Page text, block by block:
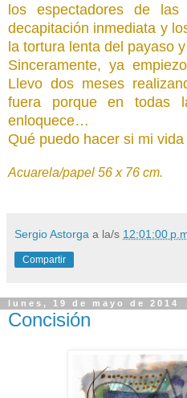
los espectadores de
decapitación inmediata y
la tortura lenta del payaso
Sinceramente, ya
Llevo dos meses
fuera porque en todas
enloquece…
Qué puedo hacer si mi
Acuarela/papel 56 x 76 cm.
Sergio Astorga a la/s 12:01:00
Compartir
lunes, 19 de mayo de 2014
Concisión